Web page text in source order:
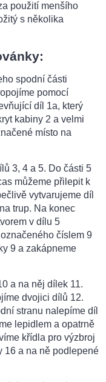
použití menšího
s několika
spodní části
pomocí
díl 1a, který
kabiny 2 a velmi
místo na
3, 4 a 5. Do části 5
můžeme přilepit k
vytvarujeme díl
trup. Na konec
v dílu 5
číslem 9
9 a zakápneme
a na něj dílek 11.
dvojici dílů 12.
stranu nalepíme díl
lepidlem a opatrně
křídla pro výzbroj
16 a na ně podlepené